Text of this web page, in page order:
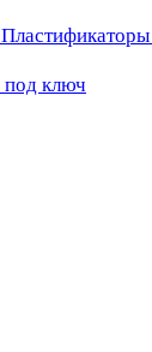
Пластификаторы